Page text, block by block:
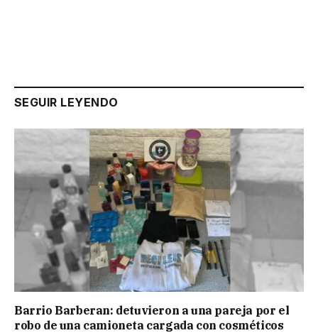
SEGUIR LEYENDO
Barrio Barberan: detuvieron a una pareja por el
robo de una camioneta cargada con cosméticos